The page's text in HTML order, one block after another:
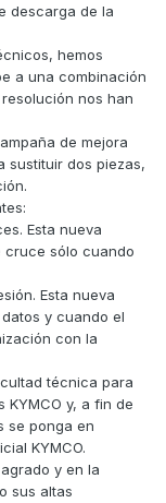
descarga de la
hemos
a una combinación
nos han
de mejora
sustituir dos piezas,
Esta nueva
cruce sólo cuando
Esta nueva
y cuando el
con la
técnica para
y, a fin de
se ponga en
KYMCO.
y en la
sus altas